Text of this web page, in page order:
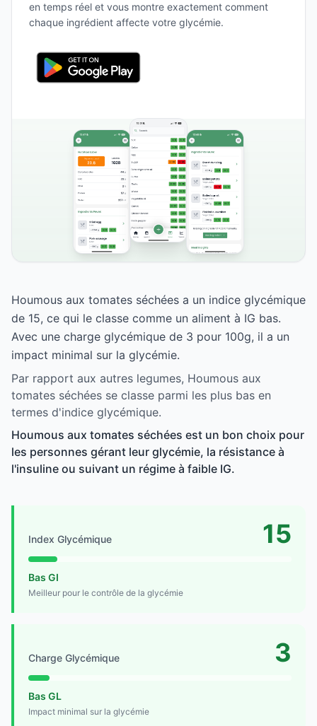
en temps réel et vous montre exactement comment
chaque ingrédient affecte votre glycémie.
Houmous aux tomates séchées a un indice glycémique
de 15, ce qui le classe comme un aliment à IG bas.
Avec une charge glycémique de 3 pour 100g, il a un
impact minimal sur la glycémie.
Par rapport aux autres legumes, Houmous aux
tomates séchées se classe parmi les plus bas en
termes d'indice glycémique.
Houmous aux tomates séchées est un bon choix pour
les personnes gérant leur glycémie, la résistance à
l'insuline ou suivant un régime à faible IG.
Index Glycémique 15
Bas GI
Meilleur pour le contrôle de la glycémie
Charge Glycémique 3
Bas GL
Impact minimal sur la glycémie